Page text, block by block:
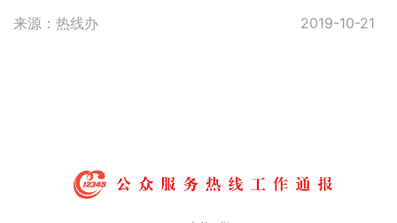
来源：热线办 2019-10-21